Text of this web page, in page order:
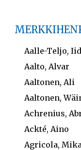
Aalle-Teljo,
Aalto, Alvar
Aaltonen, Ali
Aaltonen,
Achrenius,
Ackté, Aino
Agricola,